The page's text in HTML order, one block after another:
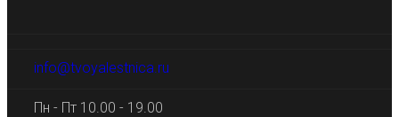
info@tvoyalestnica.ru
Пн - Пт 10.00 - 19.00